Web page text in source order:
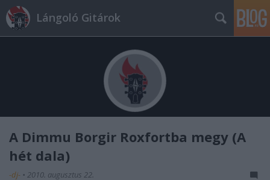
Lángoló Gitárok
A Dimmu Borgir Roxfortba megy (A
hét dala)
-dj- • 2010. augusztus 22.